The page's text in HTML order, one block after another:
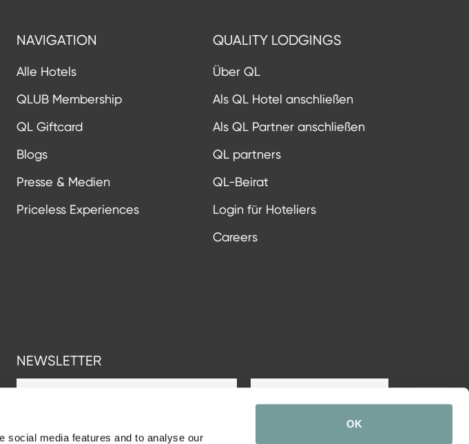
social media features and to analyse our
OK
NAVIGATION
Alle Hotels
QLUB Membership
QL Giftcard
Blogs
Presse & Medien
Priceless Experiences
QUALITY LODGINGS
Über QL
Als QL Hotel anschließen
Als QL Partner anschließen
QL partners
QL-Beirat
Login für Hoteliers
Careers
NEWSLETTER